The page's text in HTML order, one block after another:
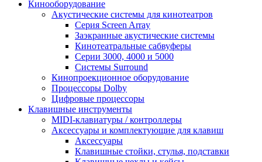
Кинооборудование
Акустические системы для кинотеатров
Cерия Screen Array
Заэкранные акустические системы
Кинотеатральные сабвуферы
Серии 3000, 4000 и 5000
Системы Surround
Кинопроекционное оборудование
Процессоры Dolby
Цифровые процессоры
Клавишные инструменты
MIDI-клавиатуры / контроллеры
Аксессуары и комплектующие для клавиш
Аксессуары
Клавишные стойки, стулья, подставки